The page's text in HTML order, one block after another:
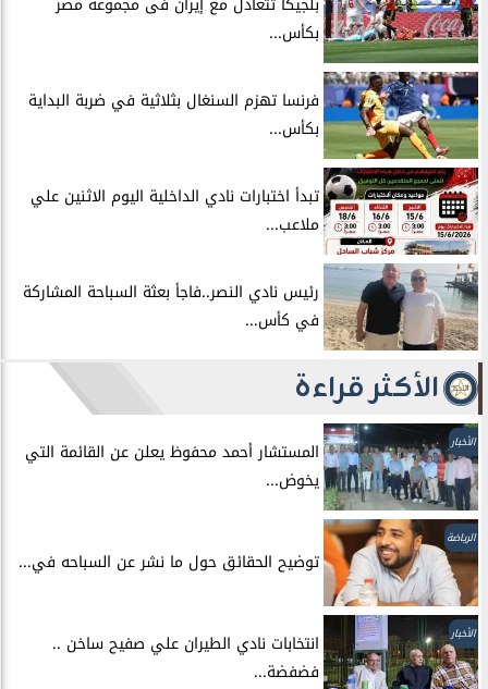
بكأس...
فرنسا تهزم السنغال بثلاثية في ضربة البداية
بكأس...
تبدأ اختبارات نادي الداخلية اليوم الاثنين علي
ملاعب...
رئيس نادي النصر..فاجأ بعثة السباحة المشاركة
في كأس...
الأكثر قراءة
الأخبار
المستشار أحمد محفوظ يعلن عن القائمة التي
يخوض...
الرياضة
توضيح الحقائق حول ما نشر عن السباحه في...
الأخبار
انتخابات نادي الطيران علي صفيح ساخن ..
فضفضة...